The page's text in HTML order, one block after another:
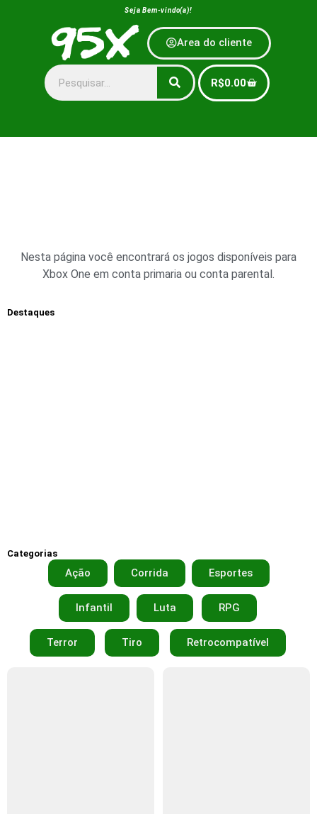
Seja Bem-vindo(a)!
Area do cliente
R$0.00
Nesta página você encontrará os jogos disponíveis para
Xbox One em conta primaria ou conta parental.
Destaques
Categorias
Ação Corrida Esportes
Infantil Luta RPG
Terror Tiro Retrocompatível